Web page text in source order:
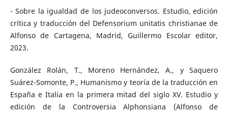
- Sobre la igualdad de los judeoconversos. Estudio, edición
crítica y traducción del Defensorium unitatis christianae de
Alfonso de Cartagena, Madrid, Guillermo Escolar editor,
2023.
González Rolán, T., Moreno Hernández, A., y Saquero
Suárez-Somonte, P., Humanismo y teoría de la traducción en
España e Italia en la primera mitad del siglo XV. Estudio y
edición de la Controversia Alphonsiana (Alfonso de